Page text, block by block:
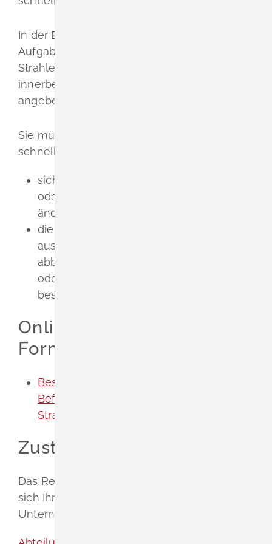
In der Bestellung müssen Sie zudem die
Aufgaben und Befugnisse der oder des
Strahlenschutzbeauftragten sowie den
innerbetrieblichen Entscheidungsbereich
angeben.
Sie müssen der zuständigen Behörde auch
schnellstmöglich mitteilen, wenn
sich Aufgaben oder Befugnissen der
oder des Strahlenschutzbeauftragten
ändern oder
die oder der Strahlenschutzbeauftragte
ausscheidet oder Sie diese Person
abberufen und eine andere Person zur
oder zum Strahlenschutzbeauftragten
bestellen.
Onlineantrag und
Formulare
Bestellung, Änderung der Aufgaben oder
Befugnisse oder Ausscheiden eines
Strahlenschutzbeauftragten mitteilen
Zuständige Stelle
Das Regierungspräsidium, in dessen Bezirk
sich Ihre Einrichtung (Krankenhaus, Praxis,
Unternehmen) befindet.